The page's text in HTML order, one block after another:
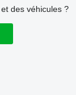
des véhicules ?